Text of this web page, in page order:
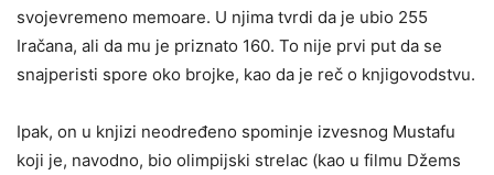
svojevremeno memoare. U njima tvrdi da je ubio 255
Iračana, ali da mu je priznato 160. To nije prvi put da se
snajperisti spore oko brojke, kao da je reč o knjigovodstvu.
Ipak, on u knjizi neodređeno spominje izvesnog Mustafu
koji je, navodno, bio olimpijski strelac (kao u filmu Džems